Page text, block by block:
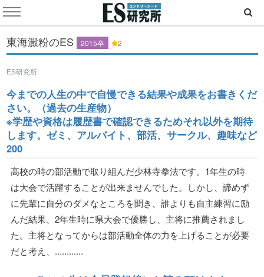
東海澱粉のES 2015卒 2
ES研究所
今までの人生の中で自慢できる結果や成果をお書きくだ
さい。（過去の生産物）
※学歴や資格は履歴書で確認できるためそれ以外を期待
します。ゼミ、アルバイト、部活、サークル、趣味など
200
高校の時の部活動で取り組んだ少林寺拳法です。1年生の時
は大会で活躍することが出来ませんでした。しかし、諦めず
に先輩に自分のダメなところを聞き、誰よりも自主練習に励
んだ結果、2年生時に県大会で優勝し、主将に推薦されまし
た。主将となってからは部活動全体の力を上げることが必要
だと考え、............